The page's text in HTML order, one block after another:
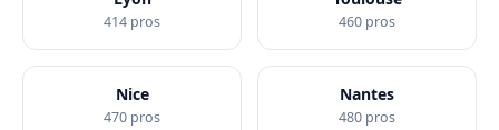
414 pros 460 pros
Nice
470 pros
Nantes
480 pros